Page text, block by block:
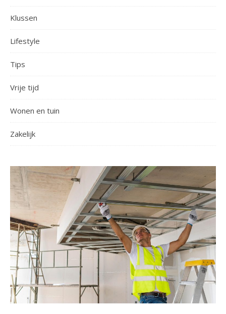
Klussen
Lifestyle
Tips
Vrije tijd
Wonen en tuin
Zakelijk